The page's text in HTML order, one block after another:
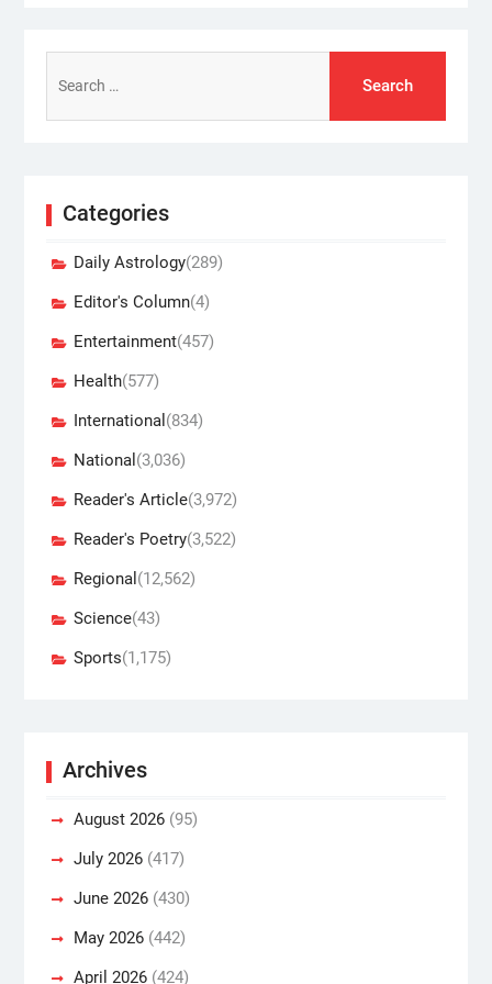
for:
Categories
Daily Astrology(289)
Editor's Column(4)
Entertainment(457)
Health(577)
International (834)
National (3,036)
Reader's Article(3,972)
Reader's Poetry(3,522)
Regional (12,562)
Science(43)
Sports(1,175)
Archives
August 2026(95)
July 2026(417)
June 2026(430)
May 2026(442)
April 2026(424)